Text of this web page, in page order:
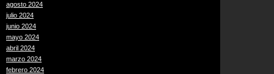
agosto 2024
julio 2024
junio 2024
mayo 2024
abril 2024
marzo 2024
febrero 2024